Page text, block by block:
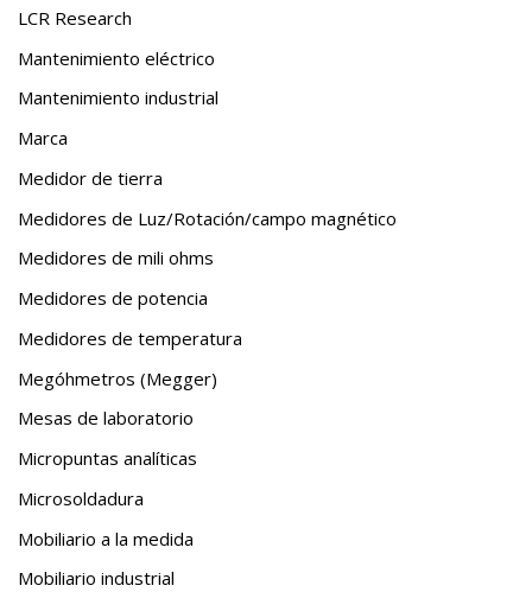
LCR Research
Mantenimiento eléctrico
Mantenimiento industrial
Marca
Medidor de tierra
Medidores de Luz/Rotación/campo magnético
Medidores de mili ohms
Medidores de potencia
Medidores de temperatura
Megóhmetros (Megger)
Mesas de laboratorio
Micropuntas analíticas
Microsoldadura
Mobiliario a la medida
Mobiliario industrial